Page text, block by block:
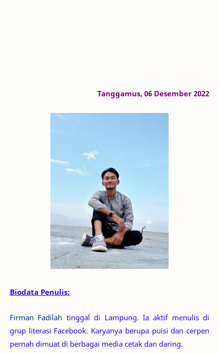
Tanggamus, 06 Desember 2022
Biodata Penulis:
Firman Fadilah tinggal di Lampung. Ia aktif menulis di
grup literasi Facebook. Karyanya berupa puisi dan cerpen
pernah dimuat di berbagai media cetak dan daring.